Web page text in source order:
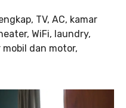
TV, AC, kamar
WiFi, laundry,
dan motor,